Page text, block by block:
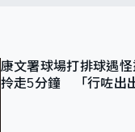
康文署球場打排球遇
拎走5分鐘 「行咗出